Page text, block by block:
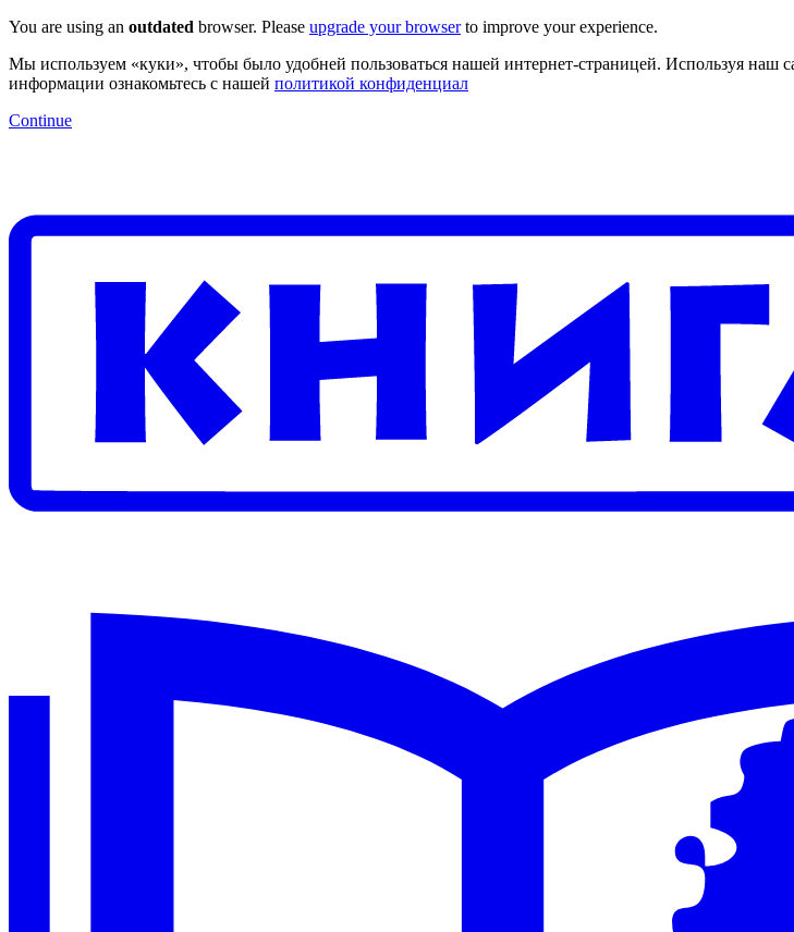
You are using an outdated browser. Please upgrade your browserto improve your experience.
Мы используем «куки», чтобы было удобней пользоваться нашей интернет-страницей. Используя наш
информации ознакомьтесь с нашей политикой конфиденциал
Continue